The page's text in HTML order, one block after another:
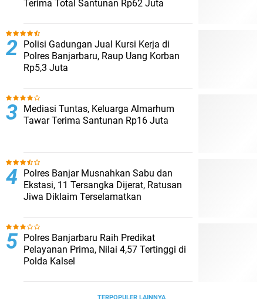
Terima Total Santunan Rp62 Juta
Polisi Gadungan Jual Kursi Kerja di
Polres Banjarbaru, Raup Uang Korban
Rp5,3 Juta
Mediasi Tuntas, Keluarga Almarhum
Tawar Terima Santunan Rp16 Juta
Polres Banjar Musnahkan Sabu dan
Ekstasi, 11 Tersangka Dijerat, Ratusan
Jiwa Diklaim Terselamatkan
Polres Banjarbaru Raih Predikat
Pelayanan Prima, Nilai 4,57 Tertinggi di
Polda Kalsel
TERPOPULER LAINNYA